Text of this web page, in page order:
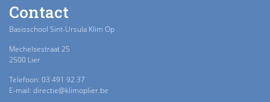
Contact
Basisschool Sint-Ursula Klim Op
Mechelsestraat 25
2500 Lier
Telefoon: 03 491 92 37
E-mail: directie@klimoplier.be